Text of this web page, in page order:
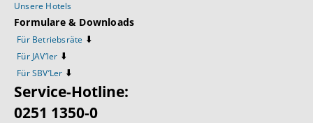
Unsere Hotels
Formulare & Downloads
Für Betriebsräte ⬇️
Für JAV’ler ⬇️
Für SBV’Ler ⬇️
Service-Hotline:
0251 1350-0